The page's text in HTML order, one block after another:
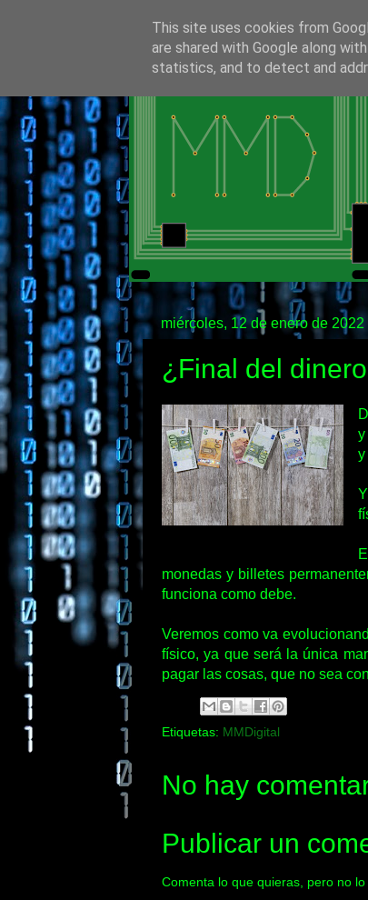
miércoles, 12 de enero de 2022
¿Final del
y
y
monedas y billetes
funciona como debe.
Veremos como va
físico, ya que será la única
pagar las cosas, que no sea
Etiquetas: MMDigital
No hay
Publicar un
Comenta lo que quieras, pero no
This site uses cookies from
are shared with Google along
statistics, and to detect and